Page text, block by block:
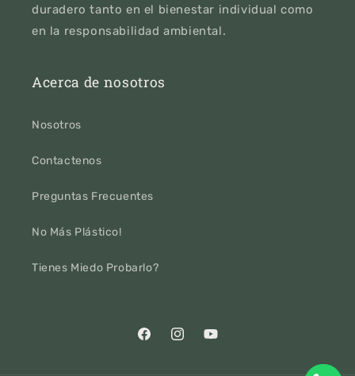
duradero tanto en el bienestar individual como
en la responsabilidad ambiental.
Acerca de nosotros
Nosotros
Contactenos
Preguntas Frecuentes
No Más Plástico!
Tienes Miedo Probarlo?
FacebookInstagramYouTube